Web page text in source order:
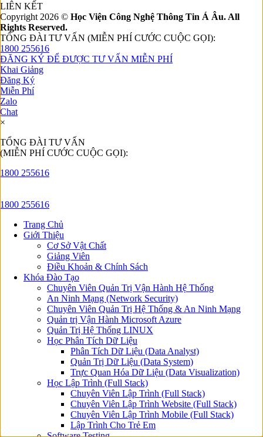
LIÊN KẾT
Copyright 2026 © Học Viện Công Nghệ Thông Tin Á Âu. All
Rights Reserved.
TỔNG ĐÀI TƯ VẤN (MIỄN PHÍ CƯỚC CUỘC GỌI):
1800 255616
ĐĂNG KÝ ĐỂ ĐƯỢC TƯ VẤN MIỄN PHÍ
Khai Giảng
Đăng Ký
Miễn Phí
Zalo
Chat
×
TỔNG ĐÀI TƯ VẤN
(MIỄN PHÍ CƯỚC CUỘC GỌI):
1800 255616
1800 255616
Trang Chủ
Giới Thiệu
Cơ Sở Vật Chất
Giảng Viên
Điều Khoản & Chính Sách
Khóa Đào Tạo
Chuyên Viên Quản Trị Vận Hành Hệ Thống
An Ninh Mạng (Network Security)
Chuyên Viên Quản Trị Hệ Thống & An Ninh Mạng
Quản trị Vận Hành Microsoft Azure
Quản Trị Hệ Thống LINUX
Học Phân Tích Dữ Liệu
Phân Tích Dữ Liệu (Data Analyst)
Quản Trị Dữ Liệu (Data System)
Trực Quan Hóa Dữ Liệu (Data Visualization)
Học Lập Trình (Full Stack)
Chuyên Viên Lập Trình (Full Stack)
Chuyên Viên Lập Trình Website (Full Stack)
Chuyên Viên Lập Trình Mobile (Full Stack)
Lập Trình Cho Trẻ Em